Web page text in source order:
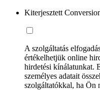
Kiterjesztett
A szolgáltatás
értékelhetjük online
hirdetési kínálatunkat.
személyes adatait
szolgáltatókkal, ha Ön